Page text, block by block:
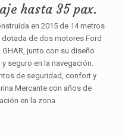
hasta 35 pax.
en 2015 de 14 metros
dotada de dos motores Ford
GHAR, junto con su diseño
seguro en la navegación.
de seguridad, confort y
Mercante con años de
en la zona.